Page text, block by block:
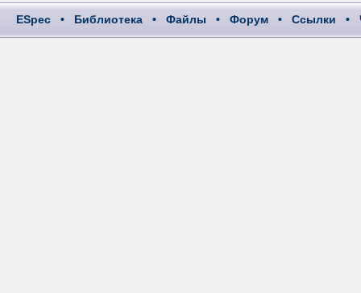
ESpec • Библиотека • Файлы • Форум • Ссылки •